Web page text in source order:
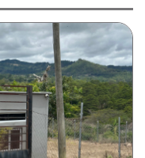
en La Crucitas